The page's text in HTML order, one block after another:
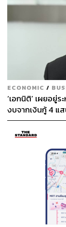
ECONOMIC /
‘เอกนิติ’ เผยอยู่ร
งบจากเงินกู้ 4 แ
เฟส 2 มีเพียงพอ